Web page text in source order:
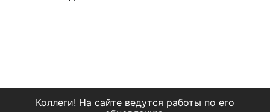
Коллеги! На сайте ведутся работы по его